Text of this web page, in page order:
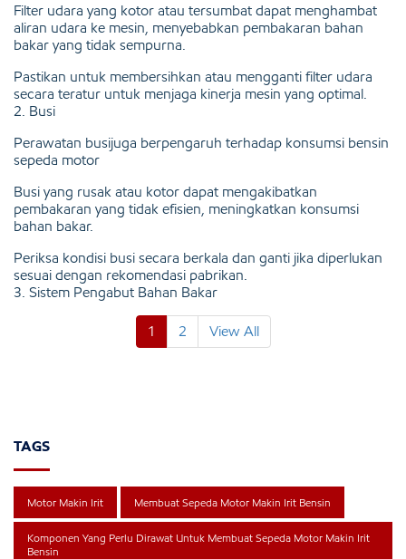
Filter udara yang kotor atau tersumbat dapat menghambat
aliran udara ke mesin, menyebabkan pembakaran bahan
bakar yang tidak sempurna.
Pastikan untuk membersihkan atau mengganti filter udara
secara teratur untuk menjaga kinerja mesin yang optimal.
2. Busi
Perawatan busijuga berpengaruh terhadap konsumsi bensin
sepeda motor
Busi yang rusak atau kotor dapat mengakibatkan
pembakaran yang tidak efisien, meningkatkan konsumsi
bahan bakar.
Periksa kondisi busi secara berkala dan ganti jika diperlukan
sesuai dengan rekomendasi pabrikan.
3. Sistem Pengabut Bahan Bakar
1 2 View All
TAGS
Motor Makin Irit Membuat Sepeda Motor Makin Irit Bensin
Komponen Yang Perlu Dirawat Untuk Membuat Sepeda Motor Makin Irit
Bensin